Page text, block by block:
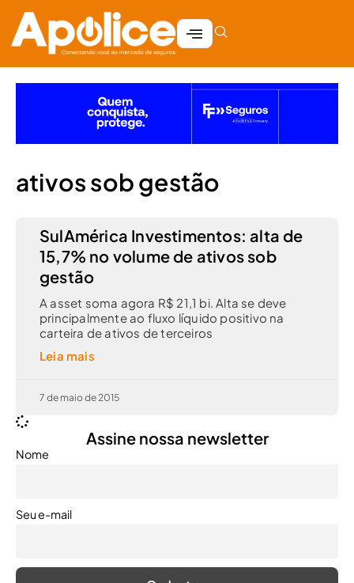
ativos sob gestão
SulAmérica Investimentos: alta de
15,7% no volume de ativos sob
gestão
A asset soma agora R$ 21,1 bi. Alta se deve
principalmente ao fluxo líquido positivo na
carteira de ativos de terceiros
Leia mais
7 de maio de 2015
Assine nossa newsletter
Nome
Seu e-mail